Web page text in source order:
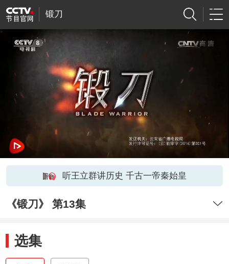
锻刀
听王立群讲历史 千古一帝秦始皇
《锻刀》 第13集
选集